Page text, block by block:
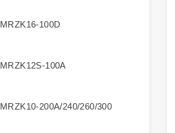
MRZK16-100D
MRZK12S-100A
MRZK10-200A/240/260/300